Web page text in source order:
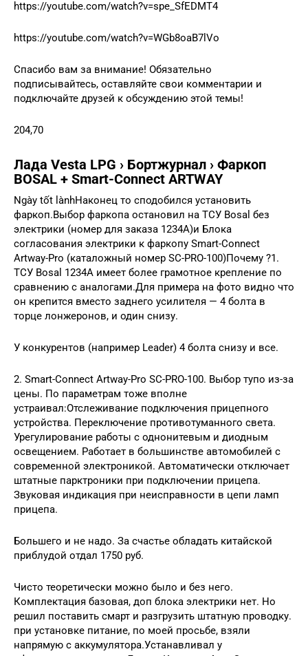
https://youtube.com/watch?v=spe_SfEDMT4
https://youtube.com/watch?v=WGb8oaB7lVo
Спасибо вам за внимание! Обязательно
подписывайтесь, оставляйте свои комментарии и
подключайте друзей к обсуждению этой темы!
204,70
Лада Vesta LPG › Бортжурнал › Фаркоп
BOSAL + Smart-Connect ARTWAY
Ngày tốt lànhНаконец то сподобился установить
фаркоп.Выбор фаркопа остановил на ТСУ Bosal без
электрики (номер для заказа 1234A)и Блока
согласования электрики к фаркопу Smart-Connect
Artway-Pro (каталожный номер SC-PRO-100)Почему ?1.
ТСУ Bosal 1234A имеет более грамотное крепление по
сравнению с аналогами.Для примера на фото видно что
он крепится вместо заднего усилителя — 4 болта в
торце лонжеронов, и один снизу.
У конкурентов (например Leader) 4 болта снизу и все.
2. Smart-Connect Artway-Pro SC-PRO-100. Выбор тупо из-за
цены. По параметрам тоже вполне
устраивал:Отслеживание подключения прицепного
устройства. Переключение противотуманного света.
Урегулирование работы с однонитевым и диодным
освещением. Работает в большинстве автомобилей с
современной электроникой. Автоматически отключает
штатные парктроники при подключении прицепа.
Звуковая индикация при неисправности в цепи ламп
прицепа.
Большего и не надо. За счастье обладать китайской
приблудой отдал 1750 руб.
Чисто теоретически можно было и без него.
Комплектация базовая, доп блока электрики нет. Но
решил поставить смарт и разгрузить штатную проводку.
при установке питание, по моей просьбе, взяли
напрямую с аккумулятора.Устанавливал у